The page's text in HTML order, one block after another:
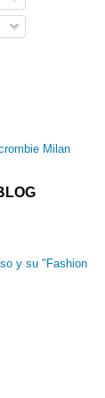
Milan
y su "Fashion